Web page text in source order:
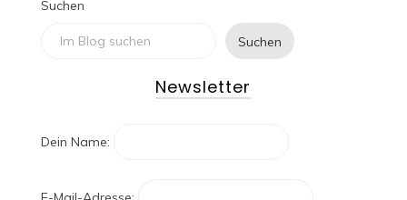
Suchen
Suchen
Newsletter
Dein Name: